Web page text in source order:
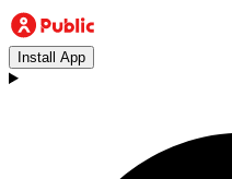
Install App